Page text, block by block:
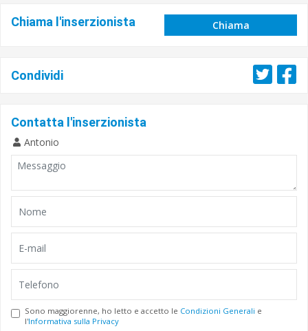
Chiama l'inserzionista Chiama
Condividi
Contatta l'inserzionista
Antonio
Sono maggiorenne, ho letto e accetto le Condizioni Generali e
l'Informativa sulla Privacy